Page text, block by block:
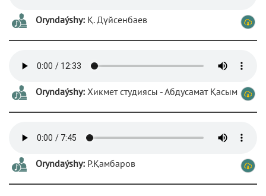
Oryndaýshy: Қ. Дүйсенбаев
Oryndaýshy: Хикмет студиясы - Абдусамат Қасым
Oryndaýshy: Р.Қамбаров